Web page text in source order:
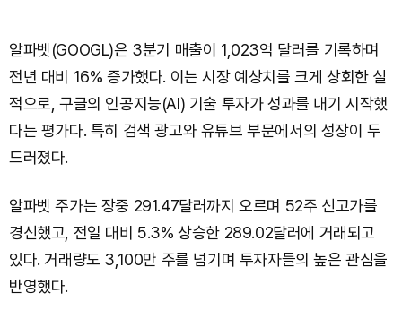
알파벳(GOOGL)은 3분기 매출이 1,023억 달러를 기록하며
전년 대비 16% 증가했다. 이는 시장 예상치를 크게 상회한 실
적으로, 구글의 인공지능(AI) 기술 투자가 성과를 내기 시작했
다는 평가다. 특히 검색 광고와 유튜브 부문에서의 성장이 두
드러졌다.
알파벳 주가는 장중 291.47달러까지 오르며 52주 신고가를
경신했고, 전일 대비 5.3% 상승한 289.02달러에 거래되고
있다. 거래량도 3,100만 주를 넘기며 투자자들의 높은 관심을
반영했다.